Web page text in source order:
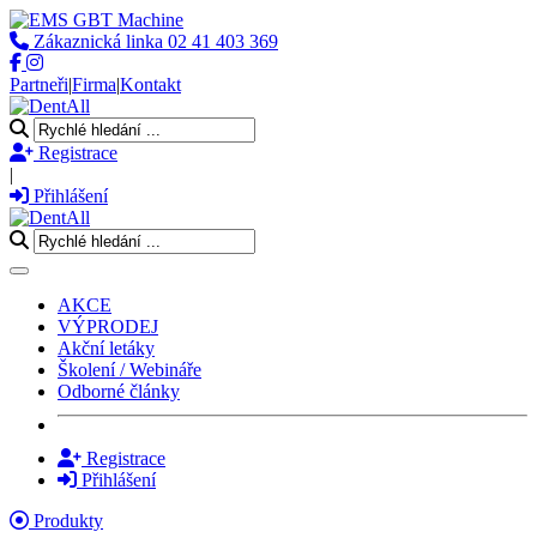
Zákaznická linka 02 41 403 369
Partneři|Firma|Kontakt
Registrace
|
Přihlášení
Toggle navigation
AKCE
VÝPRODEJ
Akční letáky
Školení / Webináře
Odborné články
Registrace
Přihlášení
Produkty